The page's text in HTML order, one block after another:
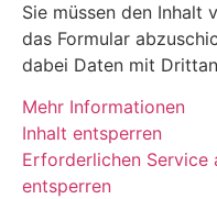
Sie müssen den Inhalt
das Formular
dabei Daten mit
Mehr Informationen
Inhalt entsperren
Erforderlichen Service
entsperren